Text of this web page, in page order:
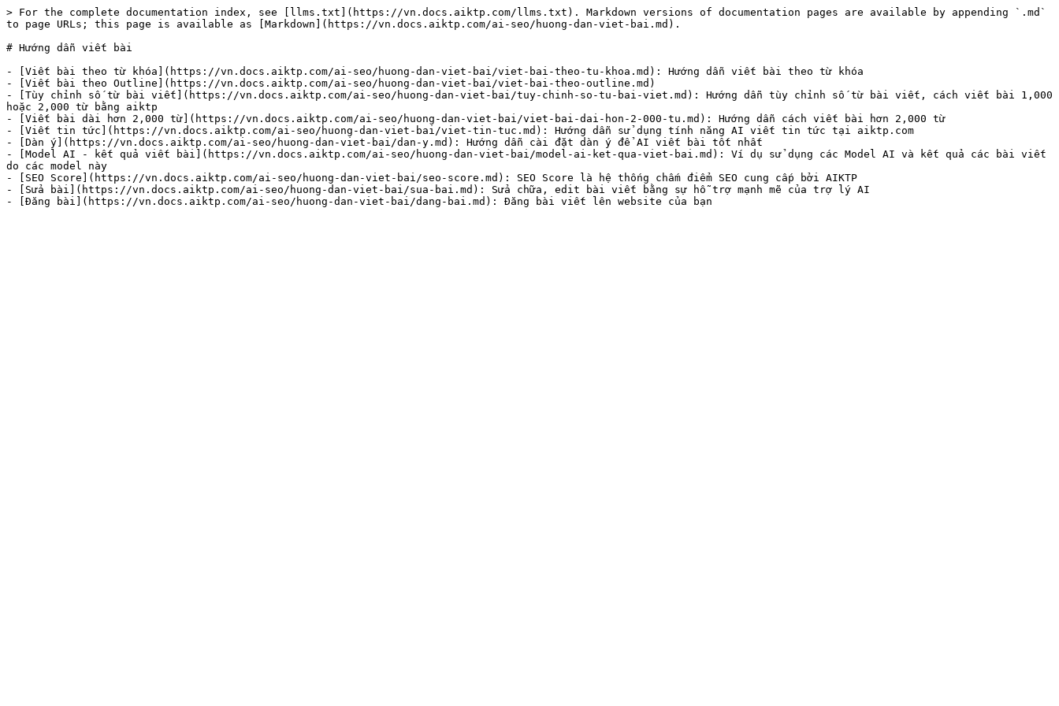
> For the complete documentation index, see [llms.txt](https://vn.docs.aiktp.com/llms.txt). Markdown versions of documentation pages are available by appending `.md`
to page URLs; this page is available as [Markdown](https://vn.docs.aiktp.com/ai-seo/huong-dan-viet-bai.md).
# Hướng dẫn viết bài
- [Viết bài theo từ khóa](https://vn.docs.aiktp.com/ai-seo/huong-dan-viet-bai/viet-bai-theo-tu-khoa.md): Hướng dẫn viết bài theo từ khóa
- [Viết bài theo Outline](https://vn.docs.aiktp.com/ai-seo/huong-dan-viet-bai/viet-bai-theo-outline.md)
- [Tùy chỉnh số từ bài viết](https://vn.docs.aiktp.com/ai-seo/huong-dan-viet-bai/tuy-chinh-so-tu-bai-viet.md): Hướng dẫn tùy chỉnh số từ bài viết, cách viết bài 1,000
hoặc 2,000 từ bằng aiktp
- [Viết bài dài hơn 2,000 từ](https://vn.docs.aiktp.com/ai-seo/huong-dan-viet-bai/viet-bai-dai-hon-2-000-tu.md): Hướng dẫn cách viết bài hơn 2,000 từ
- [Viết tin tức](https://vn.docs.aiktp.com/ai-seo/huong-dan-viet-bai/viet-tin-tuc.md): Hướng dẫn sử dụng tính năng AI viết tin tức tại aiktp.com
- [Dàn ý](https://vn.docs.aiktp.com/ai-seo/huong-dan-viet-bai/dan-y.md): Hướng dẫn cài đặt dàn ý để AI viết bài tốt nhất
- [Model AI - kết quả viết bài](https://vn.docs.aiktp.com/ai-seo/huong-dan-viet-bai/model-ai-ket-qua-viet-bai.md): Ví dụ sử dụng các Model AI và kết quả các bài viết
do các model này
- [SEO Score](https://vn.docs.aiktp.com/ai-seo/huong-dan-viet-bai/seo-score.md): SEO Score là hệ thống chấm điểm SEO cung cấp bởi AIKTP
- [Sửa bài](https://vn.docs.aiktp.com/ai-seo/huong-dan-viet-bai/sua-bai.md): Sửa chữa, edit bài viết bằng sự hỗ trợ mạnh mẽ của trợ lý AI